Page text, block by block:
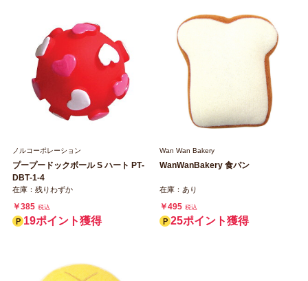
ノルコーポレーション
プープードックボール S ハート PT‐
DBT‐1‐4
在庫：残りわずか
￥385 税込
19ポイント獲得
Wan Wan Bakery
WanWanBakery 食パン
在庫：あり
￥495 税込
25ポイント獲得